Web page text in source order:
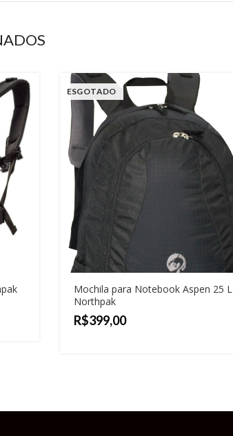
ESGOTADO
Mochila para Notebook Aspen 25 L
Northpak
R$